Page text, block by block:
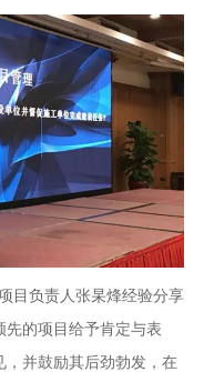
目负责人张杲烽经验分享
的项目给予肯定与表
，并鼓励其后劲勃发，在